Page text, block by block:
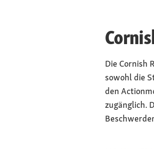
Die Cornish
sowohl die
den
zugänglich.